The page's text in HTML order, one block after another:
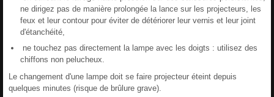
ne dirigez pas de manière prolongée la lance sur les projecteurs, les
feux et leur contour pour éviter de détériorer leur vernis et leur joint
d'étanchéité,
ne touchez pas directement la lampe avec les doigts : utilisez des
chiffons non pelucheux.
Le changement d'une lampe doit se faire projecteur éteint depuis
quelques minutes (risque de brûlure grave).